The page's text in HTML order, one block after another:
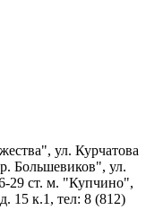
ул. Курчатова
Большевиков", ул.
29 ст. м. "Купчино",
15 к.1, тел: 8 (812)